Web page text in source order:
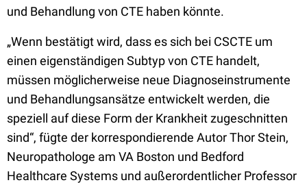
und Behandlung von CTE haben könnte.
„Wenn bestätigt wird, dass es sich bei CSCTE um
einen eigenständigen Subtyp von CTE handelt,
müssen möglicherweise neue Diagnoseinstrumente
und Behandlungsansätze entwickelt werden, die
speziell auf diese Form der Krankheit zugeschnitten
sind“, fügte der korrespondierende Autor Thor Stein,
Neuropathologe am VA Boston und Bedford
Healthcare Systems und außerordentlicher Professor